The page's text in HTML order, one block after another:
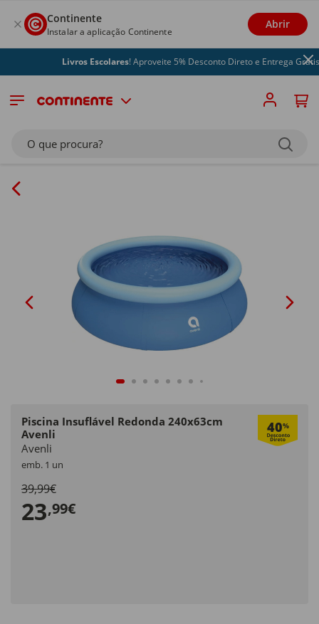
Continente
Instalar a aplicação Continente
Abrir
Livros Escolares! Aproveite 5% Desconto Direto e Entrega Grátis
O que procura?
Piscina Insuflável Redonda 240x63cm
Avenli
40%
Avenli
emb. 1 un
39,99€
23,99€